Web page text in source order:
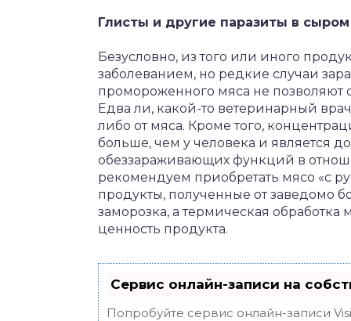
Глисты и другие паразиты в
Безусловно, из того или иного
заболеванием, но редкие случаи
промороженного мяса не
Едва ли, какой-то ветеринарный
либо от мяса. Кроме того,
больше, чем у человека и является
обеззараживающих функций в
рекомендуем приобретать мясо «с
продукты, полученные от заведомо
заморозка, а термическая
ценность продукта.
Сервис онлайн-записи на
Попробуйте сервис онлайн-записи